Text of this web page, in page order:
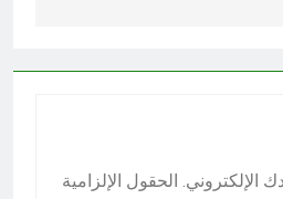
الإلكتروني. الحقول الإلزامية